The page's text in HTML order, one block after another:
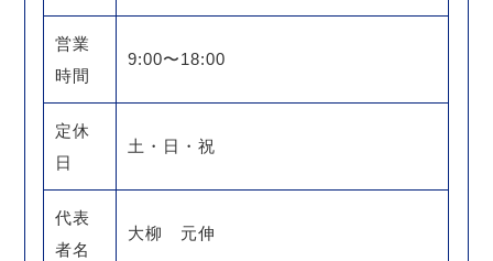
営業
時間
9:00〜18:00
定休
日
土・日・祝
代表
者名
大柳 元伸